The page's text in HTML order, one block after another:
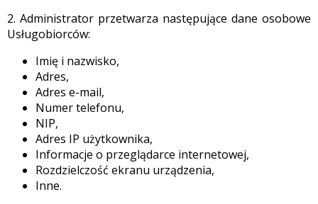
2. Administrator przetwarza następujące dane osobowe
Usługobiorców:
Imię i nazwisko,
Adres,
Adres e-mail,
Numer telefonu,
NIP,
Adres IP użytkownika,
Informacje o przeglądarce internetowej,
Rozdzielczość ekranu urządzenia,
Inne.